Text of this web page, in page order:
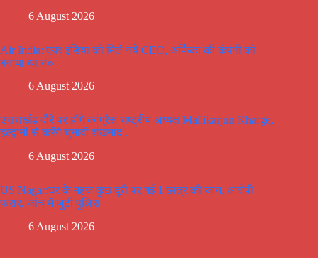
6 August 2026
Air India: एयर इंडिया को मिले नये CEO, अर्फिका की कंपंनी को
बनाया था नं०
6 August 2026
उत्तराखंड दौरे पर होंगे कांग्रेस राष्ट्रीय अध्यक्ष Mallikarjun Kharge,
हल्द्वानी से करेंगे चुनावी शंखनाद..
6 August 2026
US Nagar:घर के महज कुछ दूरी पर गई 1 छात्र की जान, आरोपी
फरार, जांच में जुटी पुलिस
6 August 2026